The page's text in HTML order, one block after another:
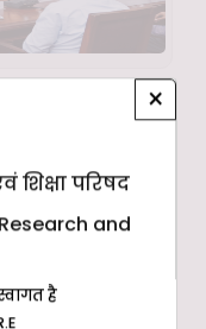
×
परिषद
and
है